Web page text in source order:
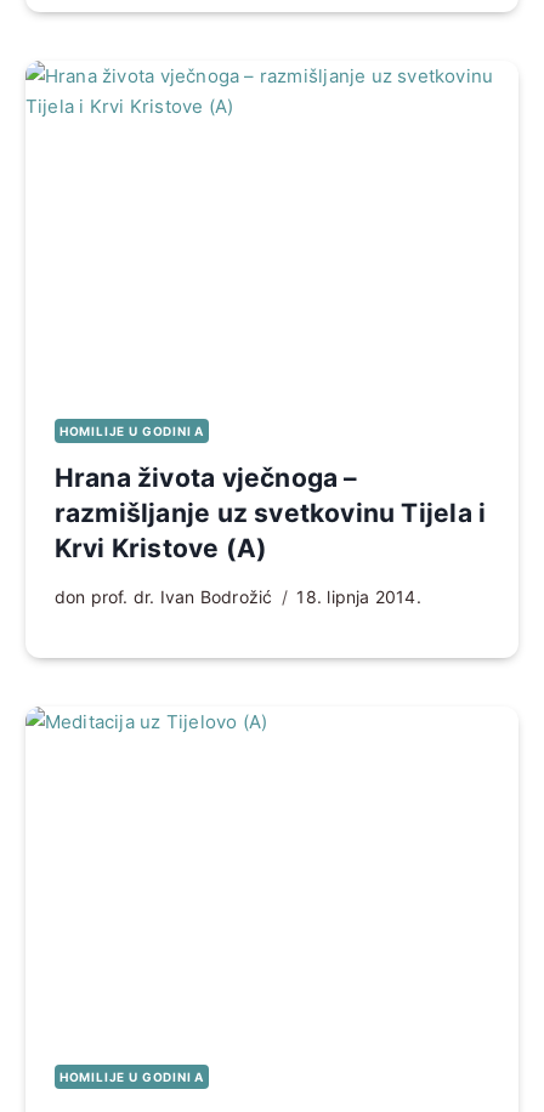
HOMILIJE U GODINI A
Hrana života vječnoga –
razmišljanje uz svetkovinu Tijela i
Krvi Kristove (A)
don prof. dr. Ivan Bodrožić 18. lipnja 2014.
HOMILIJE U GODINI A